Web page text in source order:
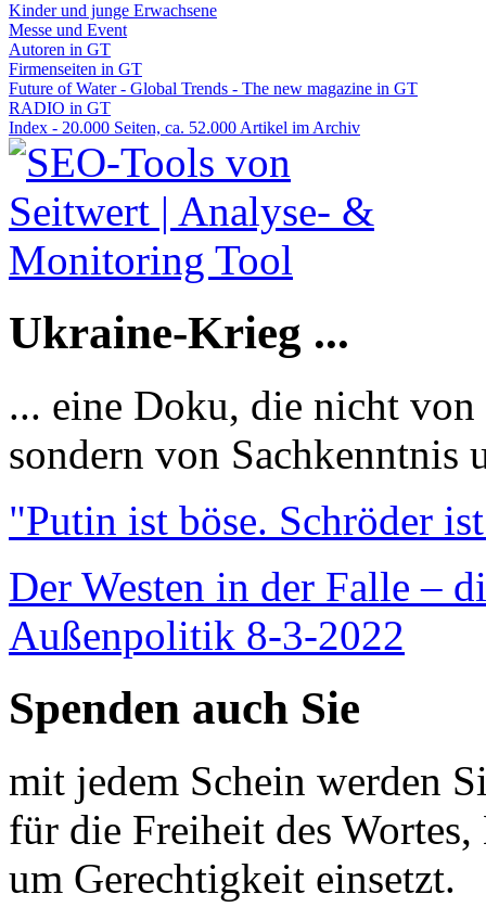
Kinder und junge Erwachsene
Messe und Event
Autoren in GT
Firmenseiten in GT
Future of Water - Global Trends - The new magazine in GT
RADIO in GT
Index - 20.000 Seiten, ca. 52.000 Artikel im Archiv
Ukraine-Krieg ...
... eine Doku, die nicht
sondern von Sachkenntnis
"Putin ist böse. Schröder
Der Westen in der Falle –
Außenpolitik 8-3-2022
Spenden auch Sie
mit jedem Schein werden
für die Freiheit des
um Gerechtigkeit einsetzt.